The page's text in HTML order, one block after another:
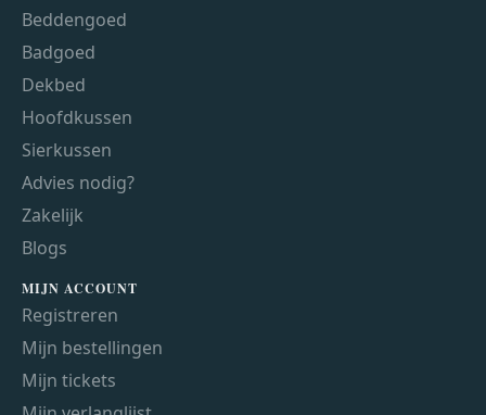
Beddengoed
Badgoed
Dekbed
Hoofdkussen
Sierkussen
Advies nodig?
Zakelijk
Blogs
MIJN ACCOUNT
Registreren
Mijn bestellingen
Mijn tickets